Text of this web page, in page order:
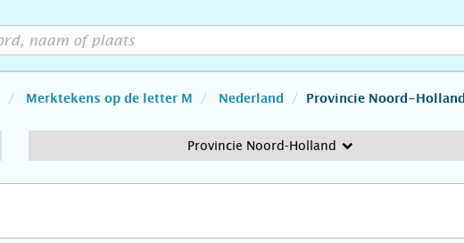
Merktekens op de letter M Nederland Provincie Noord-Holland
Provincie Noord-Holland